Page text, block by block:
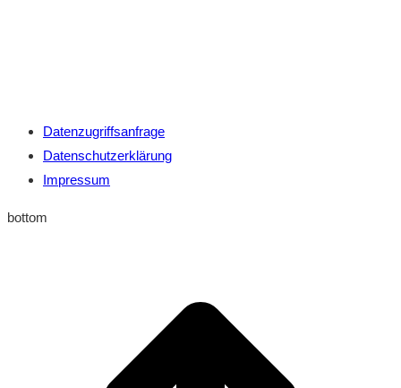
Datenzugriffsanfrage
Datenschutzerklärung
Impressum
bottom